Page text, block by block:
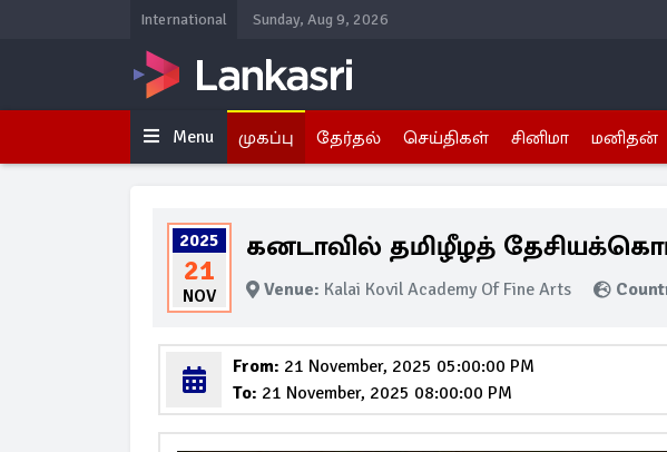
International Sunday, Aug 9, 2026
Menu முகப்பு தேர்தல் செய்திகள் சினிமா மனிதன்
2025
21
NOV
கனடாவில் தமிழீழத்
Venue: Kalai Kovil Academy Of Fine Arts
From: 21 November, 2025 05:00:00 PM
To: 21 November, 2025 08:00:00 PM